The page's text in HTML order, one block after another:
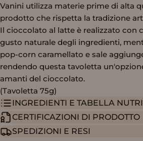
Vanini utilizza materie prime di alta
prodotto che rispetta la tradizione
Il cioccolato al latte è realizzato con
gusto naturale degli ingredienti,
pop-corn caramellato e sale
rendendo questa tavoletta
amanti del cioccolato.
(Tavoletta 75g)
INGREDIENTI E TABELLA
CERTIFICAZIONI DI PRODOTTO
SPEDIZIONI E RESI